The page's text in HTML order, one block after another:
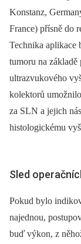
Konstanz,
France) přísně do
Technika aplikace
tumoru na základě
ultrazvukového
kolektorů
za SLN a jejich
histologickému
Sled
Pokud bylo
najednou,
buď výkon, z